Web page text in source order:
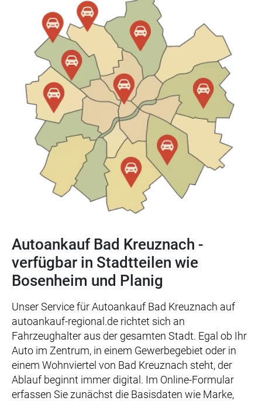
Autoankauf Bad Kreuznach -
verfügbar in Stadtteilen wie
Bosenheim und Planig
Unser Service für Autoankauf Bad Kreuznach auf
autoankauf-regional.de richtet sich an
Fahrzeughalter aus der gesamten Stadt. Egal ob Ihr
Auto im Zentrum, in einem Gewerbegebiet oder in
einem Wohnviertel von Bad Kreuznach steht, der
Ablauf beginnt immer digital. Im Online-Formular
erfassen Sie zunächst die Basisdaten wie Marke,